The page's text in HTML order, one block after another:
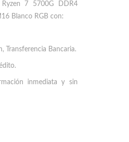
7 5700G DDR4
Blanco RGB con:
Transferencia Bancaria.
inmediata y sin